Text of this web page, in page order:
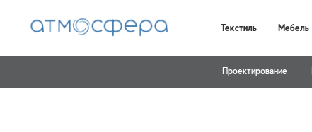
Текстиль Мебель
Проектирование